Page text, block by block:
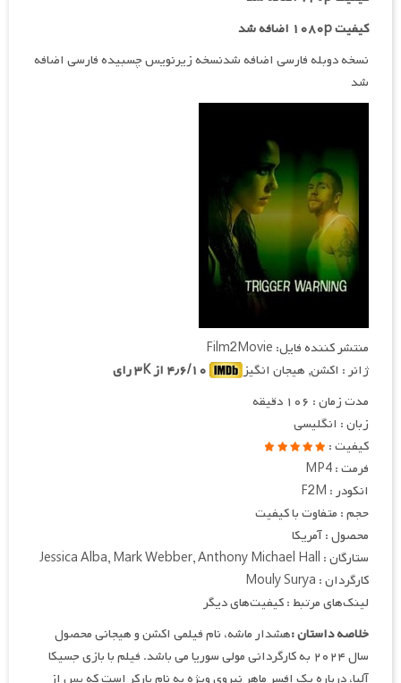
کیفیت ۱۰۸۰p اضافه شد
نسخه دوبله فارسی اضافه شدنسخه زیرنویس چسبیده فارسی اضافه
شد
منتشر کننده فایل: Film2Movie
ژانر : اکشن, هیجان انگیز
مدت زمان : ۱۰۶ دقیقه
زبان : انگلیسی
کیفیت :
فرمت : MP4
انکودر : F2M
حجم : متفاوت با کیفیت
محصول : آمریکا
ستارگان : Jessica Alba, Mark Webber, Anthony Michael Hall
کارگردان : Mouly Surya
لینک‌های مرتبط : کیفیت‌های دیگر
خلاصه داستان :هشدار ماشه، نام فیلمی اکشن و هیجانی محصول
سال ۲۰۲۴ به کارگردانی مولی سوریا می باشد. فیلم با بازی جسیکا